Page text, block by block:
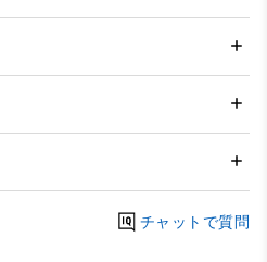
チャットで質問